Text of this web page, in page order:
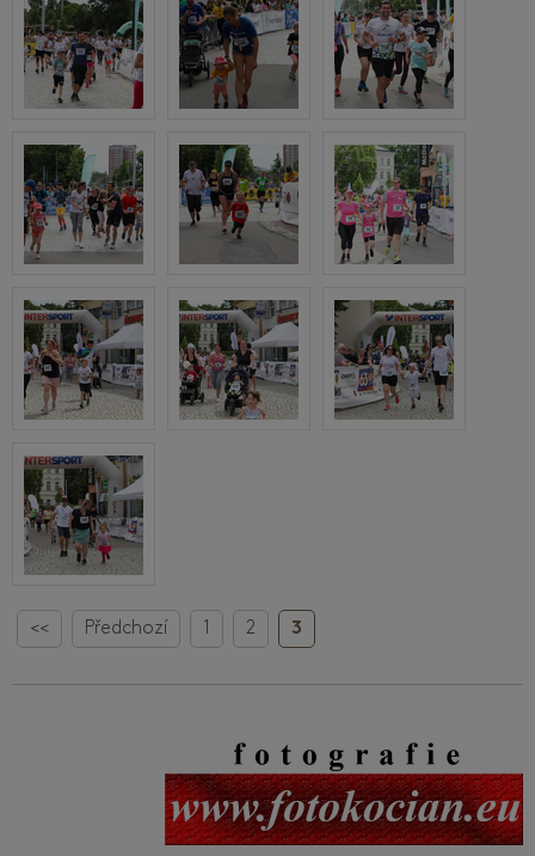
<< Předchozí 1 2 3